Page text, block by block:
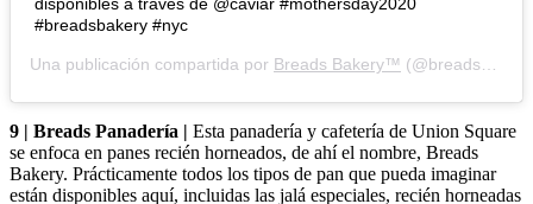
#breadsbakery #nyc
Una publicación compartida por Breads Bakery™ (@breadsbakery) en
9 | Breads Panadería | Esta panadería y cafetería de Union Square
se enfoca en panes recién horneados, de ahí el nombre, Breads
Bakery. Prácticamente todos los tipos de pan que pueda imaginar
están disponibles aquí, incluidas las jalá especiales, recién horneadas